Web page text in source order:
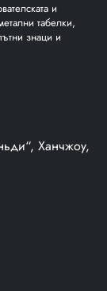
и
табелки,
знаци и
Ханчжоу,